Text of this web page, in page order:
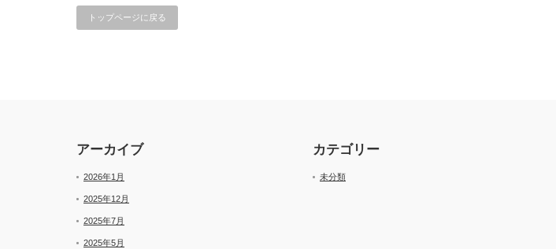
トップページに戻る
アーカイブ
2026年1月
2025年12月
2025年7月
2025年5月
カテゴリー
未分類